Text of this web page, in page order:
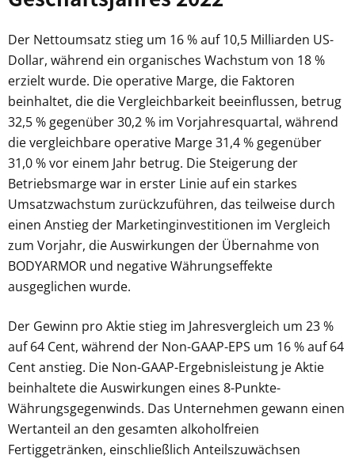
Der Nettoumsatz stieg um 16 % auf 10,5 Milliarden US-
Dollar, während ein organisches Wachstum von 18 %
erzielt wurde. Die operative Marge, die Faktoren
beinhaltet, die die Vergleichbarkeit beeinflussen, betrug
32,5 % gegenüber 30,2 % im Vorjahresquartal, während
die vergleichbare operative Marge 31,4 % gegenüber
31,0 % vor einem Jahr betrug. Die Steigerung der
Betriebsmarge war in erster Linie auf ein starkes
Umsatzwachstum zurückzuführen, das teilweise durch
einen Anstieg der Marketinginvestitionen im Vergleich
zum Vorjahr, die Auswirkungen der Übernahme von
BODYARMOR und negative Währungseffekte
ausgeglichen wurde.
Der Gewinn pro Aktie stieg im Jahresvergleich um 23 %
auf 64 Cent, während der Non-GAAP-EPS um 16 % auf 64
Cent anstieg. Die Non-GAAP-Ergebnisleistung je Aktie
beinhaltete die Auswirkungen eines 8-Punkte-
Währungsgegenwinds. Das Unternehmen gewann einen
Wertanteil an den gesamten alkoholfreien
Fertiggetränken, einschließlich Anteilszuwächsen